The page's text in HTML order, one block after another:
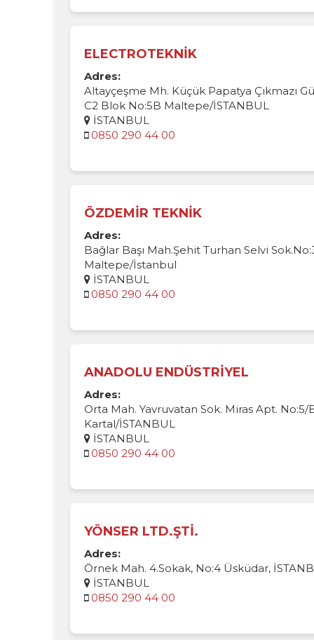
ELECTROTEKNİK
Adres:
Altayçeşme Mh. Küçük Papatya Çıkmazı
C2 Blok No:5B Maltepe/İSTANBUL
İSTANBUL
0850 290 44 00
ÖZDEMİR TEKNİK
Adres:
Bağlar Başı Mah.Şehit Turhan Selvi
Maltepe/İstanbul
İSTANBUL
0850 290 44 00
ANADOLU ENDÜSTRİYEL
Adres:
Orta Mah. Yavruvatan Sok. Miras Apt. No:5/
Kartal/İSTANBUL
İSTANBUL
0850 290 44 00
YÖNSER LTD.ŞTİ.
Adres:
Örnek Mah. 4.Sokak, No:4 Üsküdar,
İSTANBUL
0850 290 44 00